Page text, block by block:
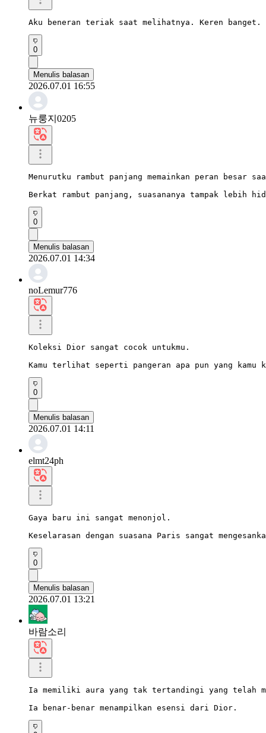
Aku beneran teriak saat melihatnya. Keren banget.
0
Menulis balasan
2026.07.01 16:55
뉴룽지0205
Menurutku rambut panjang memainkan peran besar
Berkat rambut panjang, suasananya tampak lebih
0
Menulis balasan
2026.07.01 14:34
noLemur776
Koleksi Dior sangat cocok untukmu.
Kamu terlihat seperti pangeran apa pun yang kamu
0
Menulis balasan
2026.07.01 14:11
elmt24ph
Gaya baru ini sangat menonjol.
Keselarasan dengan suasana Paris sangat
0
Menulis balasan
2026.07.01 13:21
바람소리
Ia memiliki aura yang tak tertandingi yang telah
Ia benar-benar menampilkan esensi dari Dior.